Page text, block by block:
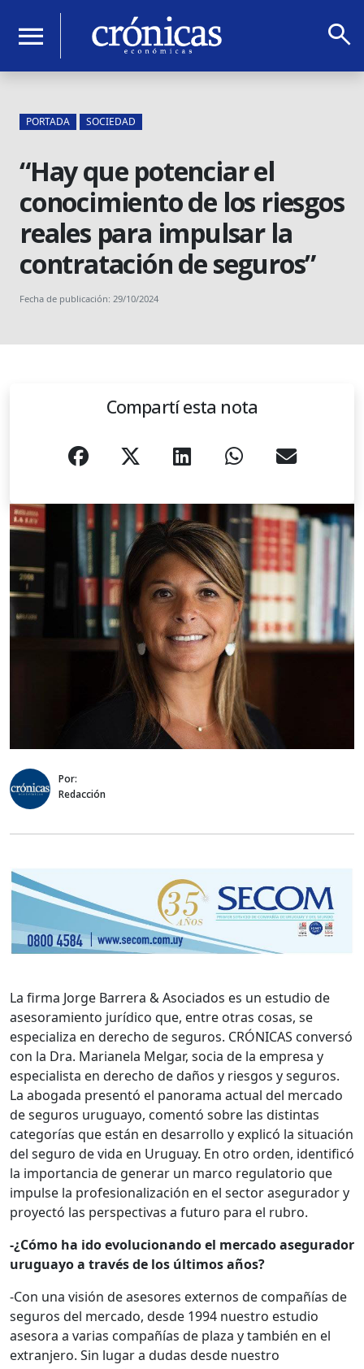
menu search
PORTADA SOCIEDAD
“Hay que potenciar el
conocimiento de los riesgos
reales para impulsar la
contratación de seguros”
Fecha de publicación: 29/10/2024
Compartí esta nota
Por:
Redacción
La firma Jorge Barrera & Asociados es un estudio de
asesoramiento jurídico que, entre otras cosas, se
especializa en derecho de seguros. CRÓNICAS conversó
con la Dra. Marianela Melgar, socia de la empresa y
especialista en derecho de daños y riesgos y seguros.
La abogada presentó el panorama actual del mercado
de seguros uruguayo, comentó sobre las distintas
categorías que están en desarrollo y explicó la situación
del seguro de vida en Uruguay. En otro orden, identificó
la importancia de generar un marco regulatorio que
impulse la profesionalización en el sector asegurador y
proyectó las perspectivas a futuro para el rubro.
-¿Cómo ha ido evolucionando el mercado asegurador
uruguayo a través de los últimos años?
-Con una visión de asesores externos de compañías de
seguros del mercado, desde 1994 nuestro estudio
asesora a varias compañías de plaza y también en el
extranjero. Sin lugar a dudas desde nuestro